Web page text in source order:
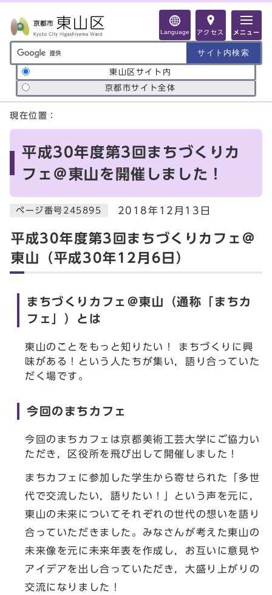
Language アクセス メニュー
サイト内検索の範囲
東山区サイト内
京都市サイト全体
ここから本文です
現在位置：
平成30年度第3回まちづくりカ
フェ＠東山を開催しました！
ページ番号245895 2018年12月13日
平成30年度第3回まちづくりカフェ＠
東山（平成30年12月6日）
まちづくりカフェ＠東山（通称「まちカ
フェ」）とは
東山のことをもっと知りたい！ まちづくりに興
味がある！という人たちが集い，語り合っていた
だく場です。
今回のまちカフェ
今回のまちカフェは京都美術工芸大学にご協力い
ただき，区役所を飛び出して開催しました！
まちカフェに参加した学生から寄せられた「多世
代で交流したい，語りたい！」という声を元に，
東山の未来についてそれぞれの世代の想いを語り
合っていただきました。みなさんが考えた東山の
未来像を元に未来年表を作成し，お互いに意見や
アイデアを出し合っていただき，大盛り上がりの
交流になりました！